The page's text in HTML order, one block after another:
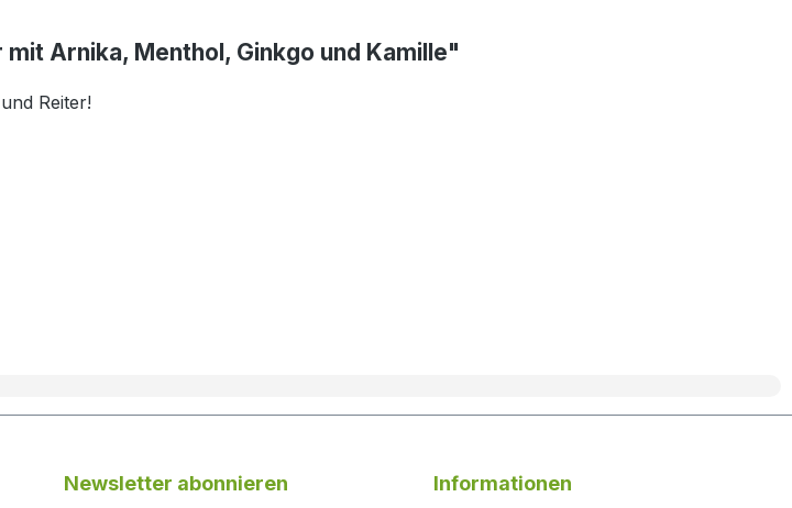
Arnika, Menthol, Ginkgo und Kamille"
Reiter!
Newsletter abonnieren Informationen